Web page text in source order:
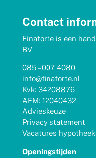
Contact
Finaforte is een
BV
085 – 007 4080
info@finaforte.nl
Kvk: 34208876
AFM: 12040432
Advieskeuze
Privacy statement
Vacatures
Openingstijden